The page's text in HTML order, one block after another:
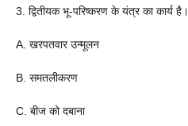
3. द्वितीयक भू-परिष्करण के यंत्र का कार्य है।
A. खरपतवार उन्मूलन
B. समतलीकरण
C. बीज को दबाना